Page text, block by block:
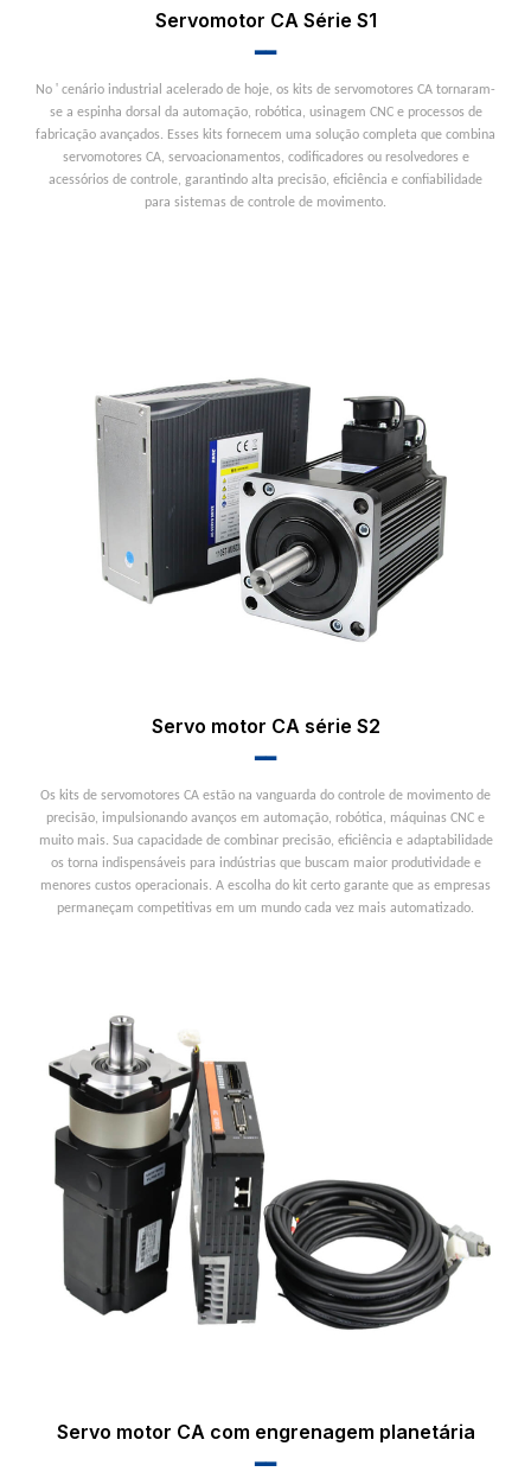
Servomotor CA Série S1
▂▂
No ' cenário industrial acelerado de hoje, os kits de servomotores CA tornaram-
se a espinha dorsal da automação, robótica, usinagem CNC e processos de
fabricação avançados. Esses kits fornecem uma solução completa que combina
servomotores CA, servoacionamentos, codificadores ou resolvedores e
acessórios de controle, garantindo alta precisão, eficiência e confiabilidade
para sistemas de controle de movimento.
Servo motor CA série S2
▂▂
Os kits de servomotores CA estão na vanguarda do controle de movimento de
precisão, impulsionando avanços em automação, robótica, máquinas CNC e
muito mais. Sua capacidade de combinar precisão, eficiência e adaptabilidade
os torna indispensáveis ​​para indústrias que buscam maior produtividade e
menores custos operacionais. A escolha do kit certo garante que as empresas
permaneçam competitivas em um mundo cada vez mais automatizado.
Servo motor CA com engrenagem planetária
▂▂